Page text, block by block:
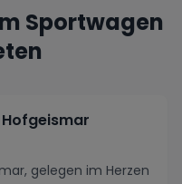
Sportwagen
gelegen im Herzen